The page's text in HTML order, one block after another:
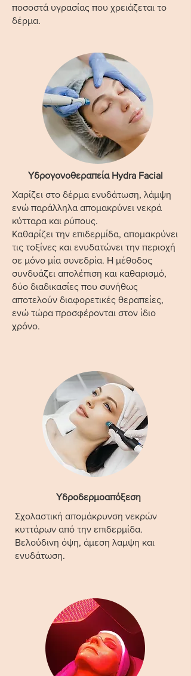
ποσοστά υγρασίας που χρειάζεται το
δέρμα.
Υδρογονοθεραπεία Hydra Facial
Χαρίζει στο δέρμα ενυδάτωση, λάμψη
ενώ παράλληλα απομακρύνει νεκρά
κύτταρα και ρύπους.
Καθαρίζει την επιδερμίδα, απομακρύνει
τις τοξίνες και ενυδατώνει την περιοχή
σε μόνο μία συνεδρία. Η μέθοδος
συνδυάζει απολέπιση και καθαρισμό,
δύο διαδικασίες που συνήθως
αποτελούν διαφορετικές θεραπείες,
ενώ τώρα προσφέρονται στον ίδιο
χρόνο.
Υδροδερμοαπόξεση
Σχολαστική απομάκρυνση νεκρών
κυττάρων από την επιδερμίδα.
Βελούδινη όψη, άμεση λαμψη και
ενυδάτωση.